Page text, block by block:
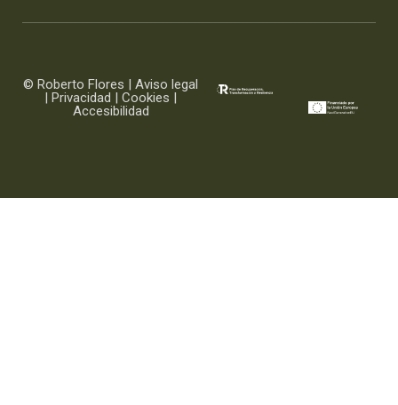
© Roberto Flores | Aviso legal
| Privacidad | Cookies |
Accesibilidad